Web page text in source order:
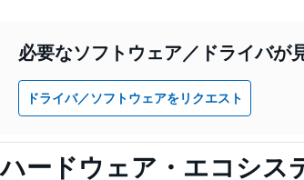
必要なソフトウェア／ドライバが
ドライバ／ソフトウェアをリクエスト
ハードウェア・エコシス